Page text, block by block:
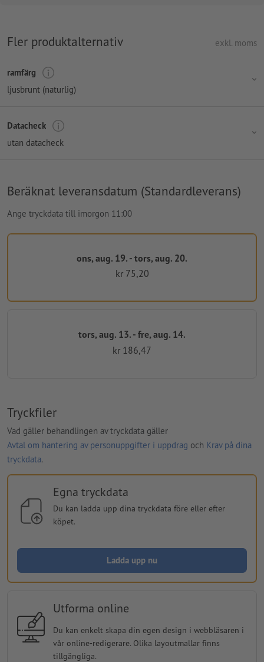
Fler produktalternativ exkl. moms
ramfärg
ljusbrunt (naturlig)
Datacheck
utan datacheck
Beräknat leveransdatum (Standardleverans)
Ange tryckdata till imorgon 11:00
ons, aug. 19. - tors, aug. 20.
kr 75,20
tors, aug. 13. - fre, aug. 14.
kr 186,47
Tryckfiler
Vad gäller behandlingen av tryckdata gäller
Avtal om hantering av personuppgifter i uppdrag och Krav på dina
tryckdata.
Egna tryckdata
Du kan ladda upp dina tryckdata före eller efter
köpet.
Ladda upp nu
Utforma online
Du kan enkelt skapa din egen design i webbläsaren i
vår online-redigerare. Olika layoutmallar finns
tillgängliga.